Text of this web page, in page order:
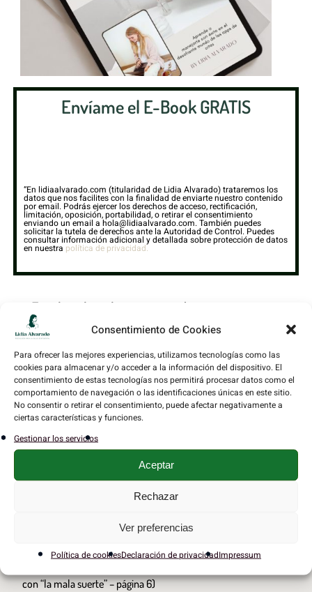
Consentimiento de Cookies
Para ofrecer las mejores experiencias, utilizamos tecnologías como las
cookies para almacenar y/o acceder a la información del dispositivo. El
consentimiento de estas tecnologías nos permitirá procesar datos como el
comportamiento de navegación o las identificaciones únicas en este sitio.
No consentir o retirar el consentimiento, puede afectar negativamente a
ciertas características y funciones.
Gestionar los servicios
Aceptar
Rechazar
Ver preferencias
Política de cookiesDeclaración de privacidadImpressum
Envíame el E-Book GRATIS
“En lidiaalvarado.com (titularidad de Lidia Alvarado) trataremos los
datos que nos facilites con la finalidad de enviarte nuestro contenido
por email. Podrás ejercer los derechos de acceso, rectificación,
limitación, oposición, portabilidad, o retirar el consentimiento
enviando un email a hola@lidiaalvarado.com. También puedes
solicitar la tutela de derechos ante la Autoridad de Control. Puedes
consultar información adicional y detallada sobre protección de datos
en nuestra política de privacidad.
Esta lista la utilizo para vender mis servicios y
programas, no es obligatorio que los compres, pero
herramientas de psicoterapia y contenido de valor,
basado en mi propia experiencia y en la que ayudado a
mis alumnas a transformar su vida sentimental.
Estas son algunas de las cosas que
encontrarás dentro del
E-Book...
Por qué no estás teniendo éxito en las apps y los pasos que NO
con “la mala suerte” – página 6)